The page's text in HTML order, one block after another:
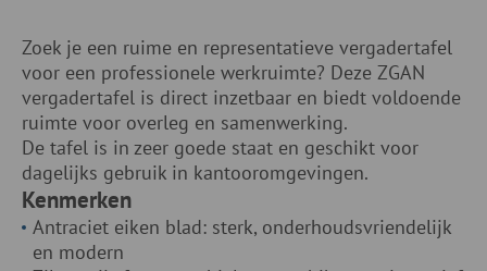
Zoek je een ruime en representatieve vergadertafel
voor een professionele werkruimte? Deze ZGAN
vergadertafel is direct inzetbaar en biedt voldoende
ruimte voor overleg en samenwerking.
De tafel is in zeer goede staat en geschikt voor
dagelijks gebruik in kantooromgevingen.
Kenmerken
Antraciet eiken blad: sterk, onderhoudsvriendelijk
en modern